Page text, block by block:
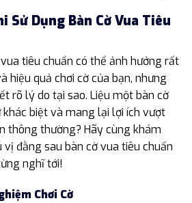
Sử Dụng Bàn Cờ Vua Tiêu
tiêu chuẩn có thể ảnh hưởng rất
hiệu quả chơi cờ của bạn, nhưng
rõ lý do tại sao. Liệu một bàn cờ
biệt và mang lại lợi ích vượt
thông thường? Hãy cùng khám
đằng sau bàn cờ vua tiêu chuẩn
nghĩ tới!
Chơi Cờ